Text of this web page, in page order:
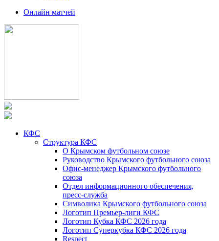
Онлайн матчей
КФС
Структура КФС
О Крымском футбольном союзе
Руководство Крымского футбольного союза
Офис-менеджер Крымского футбольного
союза
Отдел информационного обеспечения,
пресс-служба
Символика Крымского футбольного союза
Логотип Премьер-лиги КФС
Логотип Кубка КФС 2026 года
Логотип Суперкубка КФС 2026 года
Respect